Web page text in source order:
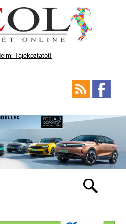
Tájékoztatót!